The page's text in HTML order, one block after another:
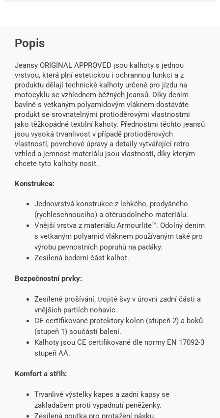
Popis
Jeansy ORIGINAL APPROVED jsou kalhoty s jednou
vrstvou, která plní estetickou i ochrannou funkci a z
produktu dělají technické kalhoty určené pro jízdu na
motocyklu se vzhlednem běžných jeansů. Díky denim
bavlně s vetkaným polyamidovým vláknem dostáváte
produkt se srovnatelnými protioděrovými vlastnostmi
jako těžkopádné textilní kahoty. Přednostmi těchto jeansů
jsou vysoká trvanlivost v případě protioděrových
vlastností, povrchové úpravy a detaily vytvářející retro
vzhled a jemnost materiálu jsou vlastnosti, díky kterým
chcete tyto kalhoty nosit.
Konstrukce:
Jednovrstvá konstrukce z lehkého, prodyšného
(rychleschnoucího) a otěruodolného materiálu.
Vnější vrstva z materiálu Armourlite™. Odolný denim
s vetkaným polyamid vláknem používaným také pro
výrobu pevnostních popruhů na padáky.
Zesílená bederní část kalhot.
Bezpečnostní prvky:
Zesílené prošívání, trojité švy v úrovni zadní části a
vnějších partiích nohavic.
CE certifikované protektory kolen (stupeň 2) a boků
(stupeň 1) součástí balení.
Kalhoty jsou CE certifikované dle normy EN 17092-3
stupeň AA.
Komfort a střih:
Trvanlivé výstelky kapes a zadní kapsy se
zakladačem proti vypadnutí peněženky.
Zesílená poutka pro protažení pásku.